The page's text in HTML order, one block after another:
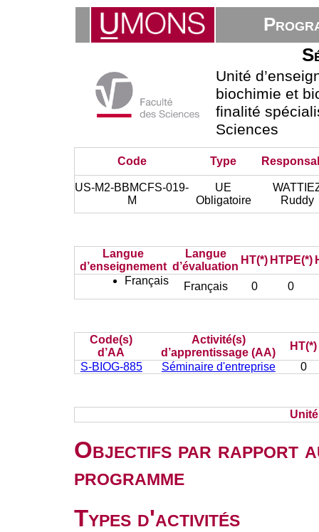
Unité
biochimie et
finalité
Sciences
Code Type
US-M2-BBMCFS-019-
M
UE
Obligatoire
Ruddy
Langue
d’enseignement
Langue
d’évaluation
HT(*) HTPE(*)
Français
Français 0 0
Code(s)
d’AA
Activité(s)
d’apprentissage (AA)
HT(*)
S-BIOG-885
Séminaire d'entreprise 0
Objectifs par rapport
programme
Types d'activités